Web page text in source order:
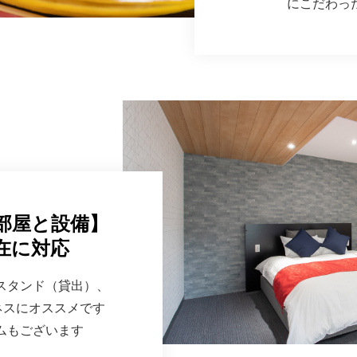
にこだわっ
と設備】
に対応
ンド（貸出）、
にオススメです
もございます